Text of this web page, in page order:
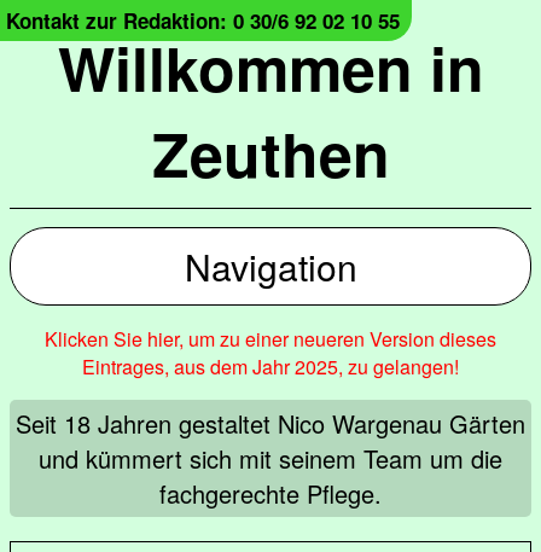
Willkommen in
Zeuthen
Kontakt zur Redaktion: 0 30/6 92 02 10 55
Navigation
Klicken Sie hier, um zu einer neueren Version dieses
Eintrages, aus dem Jahr 2025, zu gelangen!
Seit 18 Jahren gestaltet Nico Wargenau Gärten
und kümmert sich mit seinem Team um die
fachgerechte Pflege.